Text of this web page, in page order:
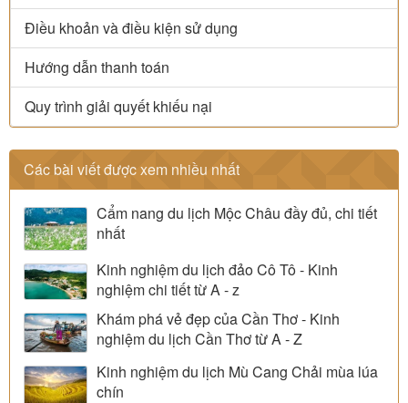
Điều khoản và điều kiện sử dụng
Hướng dẫn thanh toán
Quy trình giải quyết khiếu nại
Các bài viết được xem nhiều nhất
Cẩm nang du lịch Mộc Châu đầy đủ, chi tiết
nhất
Kinh nghiệm du lịch đảo Cô Tô - Kinh
nghiệm chi tiết từ A - z
Khám phá vẻ đẹp của Cần Thơ - Kinh
nghiệm du lịch Cần Thơ từ A - Z
Kinh nghiệm du lịch Mù Cang Chải mùa lúa
chín